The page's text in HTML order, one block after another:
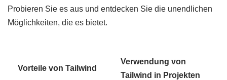
Probieren Sie es aus und entdecken Sie die unendlichen
Möglichkeiten, die es bietet.
Vorteile von Tailwind
Verwendung von
Tailwind in Projekten